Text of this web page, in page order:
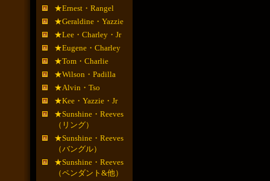
★Ernest・Rangel
★Geraldine・Yazzie
★Lee・Charley・Jr
★Eugene・Charley
★Tom・Charlie
★Wilson・Padilla
★Alvin・Tso
★Kee・Yazzie・Jr
★Sunshine・Reeves
（リング）
★Sunshine・Reeves
（バングル）
★Sunshine・Reeves
（ペンダント&他）